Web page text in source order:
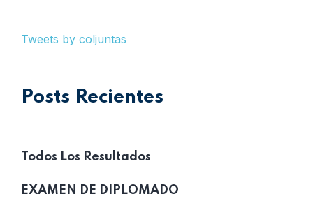
Tweets by coljuntas
Posts Recientes
Todos Los Resultados
EXAMEN DE DIPLOMADO